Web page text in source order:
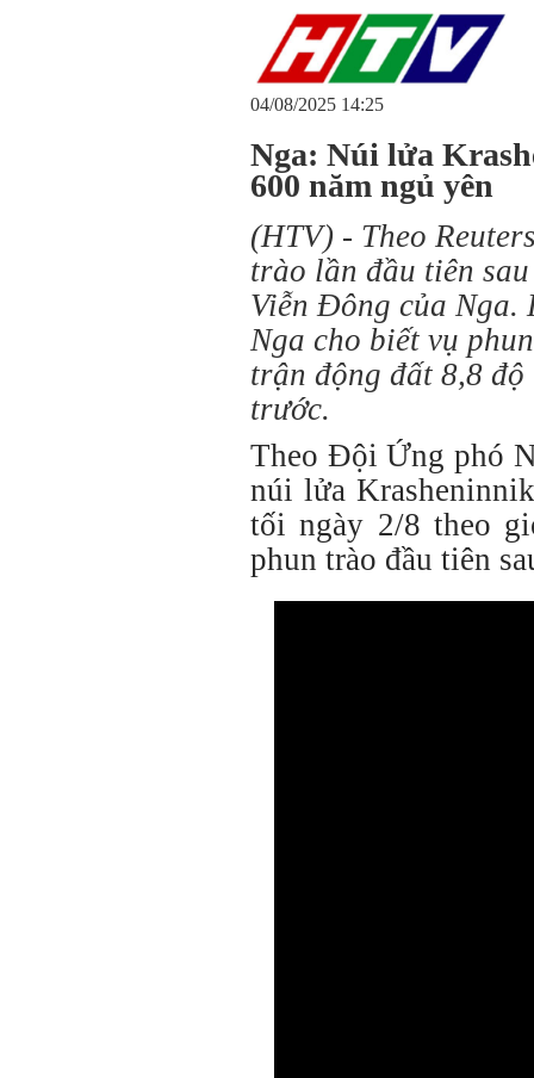
04/08/2025 14:25
Nga: Núi lửa
600 năm ngủ yên
(HTV) - Theo
trào lần đầu tiên
Viễn Đông của Nga.
Nga cho biết vụ
trận động đất 8,8
trước.
Theo Đội Ứng phó
núi lửa
tối ngày 2/8 theo
phun trào đầu tiên